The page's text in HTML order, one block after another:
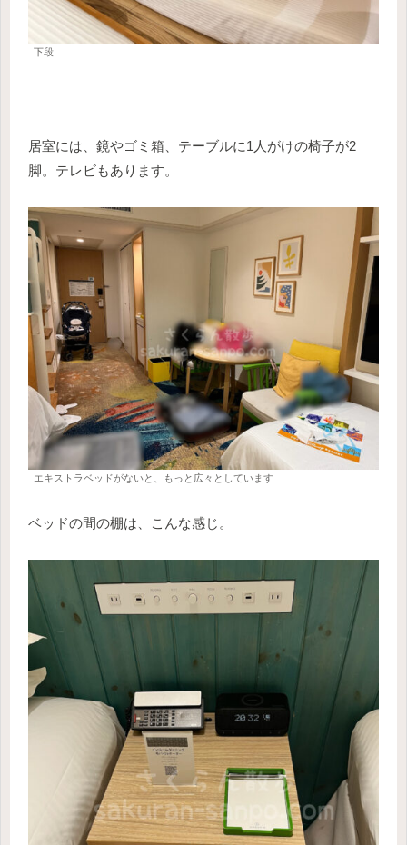
下段
居室には、鏡やゴミ箱、テーブルに1人がけの椅子が2
脚。テレビもあります。
エキストラベッドがないと、もっと広々としています
ベッドの間の棚は、こんな感じ。